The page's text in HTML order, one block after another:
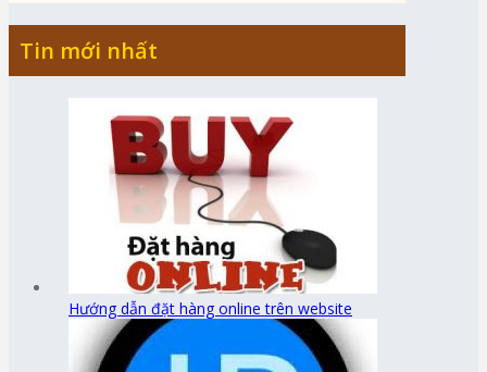
Tin mới nhất
Hướng dẫn đặt hàng online trên website